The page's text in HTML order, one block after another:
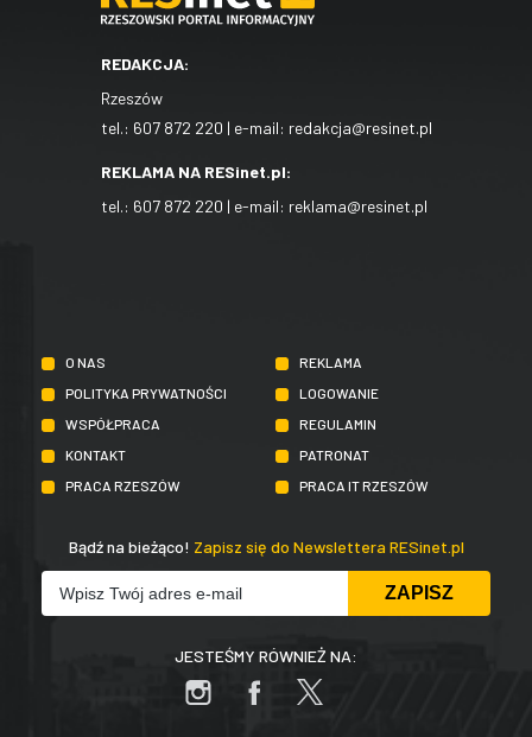
REDAKCJA:
Rzeszów
tel.: 607 872 220 | e-mail: redakcja@resinet.pl
REKLAMA NA RESinet.pl:
tel.: 607 872 220 | e-mail: reklama@resinet.pl
O NAS
REKLAMA
POLITYKA PRYWATNOŚCI
LOGOWANIE
WSPÓŁPRACA
REGULAMIN
KONTAKT
PATRONAT
PRACA RZESZÓW
PRACA IT RZESZÓW
Bądź na bieżąco! Zapisz się do Newslettera RESinet.pl
JESTEŚMY RÓWNIEŻ NA: